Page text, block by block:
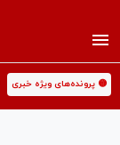
🟡 پرونده‌های ویژه خبری